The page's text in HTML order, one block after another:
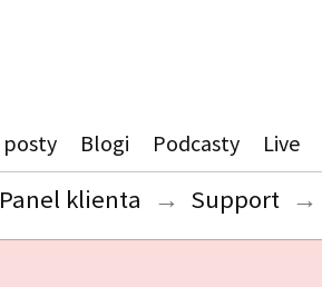
posty Blogi Podcasty Live
Panel klienta → Support →